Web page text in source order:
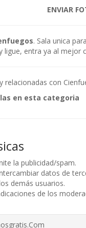
ENVIAR
. Sala unica
ligue, entra ya al mejor
relacionadas con
en esta categoria
la publicidad/spam.
datos de
demás usuarios.
de los